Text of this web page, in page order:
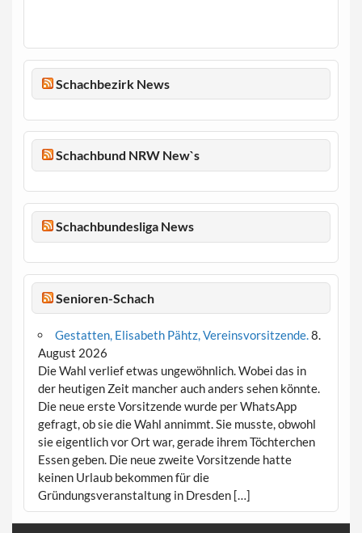
Schachbezirk News
Schachbund NRW New`s
Schachbundesliga News
Senioren-Schach
Gestatten, Elisabeth Pähtz, Vereinsvorsitzende.8.
August 2026
Die Wahl verlief etwas ungewöhnlich. Wobei das in
der heutigen Zeit mancher auch anders sehen könnte.
Die neue erste Vorsitzende wurde per WhatsApp
gefragt, ob sie die Wahl annimmt. Sie musste, obwohl
sie eigentlich vor Ort war, gerade ihrem Töchterchen
Essen geben. Die neue zweite Vorsitzende hatte
keinen Urlaub bekommen für die
Gründungsveranstaltung in Dresden […]